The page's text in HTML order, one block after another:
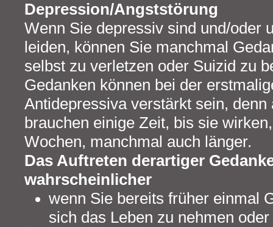
Depression/Angststörung
Wenn Sie depressiv sind und/oder
leiden, können Sie manchmal
selbst zu verletzen oder Suizid zu
Gedanken können bei der
Antidepressiva verstärkt sein,
brauchen einige Zeit, bis sie
Wochen, manchmal auch länger.
Das Auftreten derartiger
wahrscheinlicher
wenn Sie bereits früher einmal
sich das Leben zu nehmen